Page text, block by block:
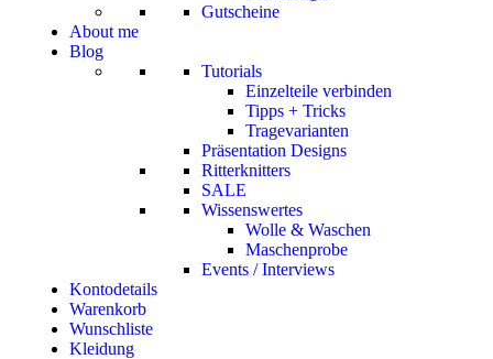
Gutscheine
About me
Blog
Tutorials
Einzelteile verbinden
Tipps + Tricks
Tragevarianten
Präsentation Designs
Ritterknitters
SALE
Wissenswertes
Wolle & Waschen
Maschenprobe
Events / Interviews
Kontodetails
Warenkorb
Wunschliste
Kleidung